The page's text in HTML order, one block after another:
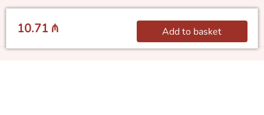
10.71 ₼ Add to basket